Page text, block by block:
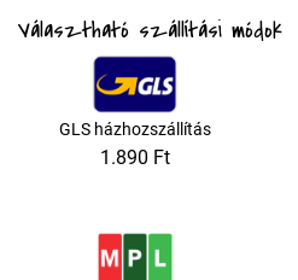
Választható szállítási módok
GLS házhozszállítás
1.890 Ft